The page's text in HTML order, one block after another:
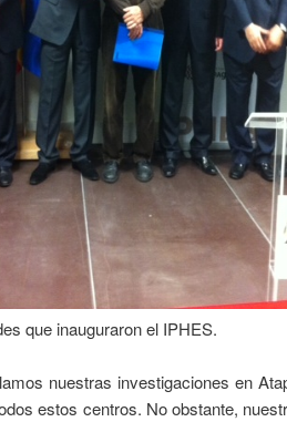
que inauguraron el IPHES.
nuestras investigaciones en
estos centros. No obstante,